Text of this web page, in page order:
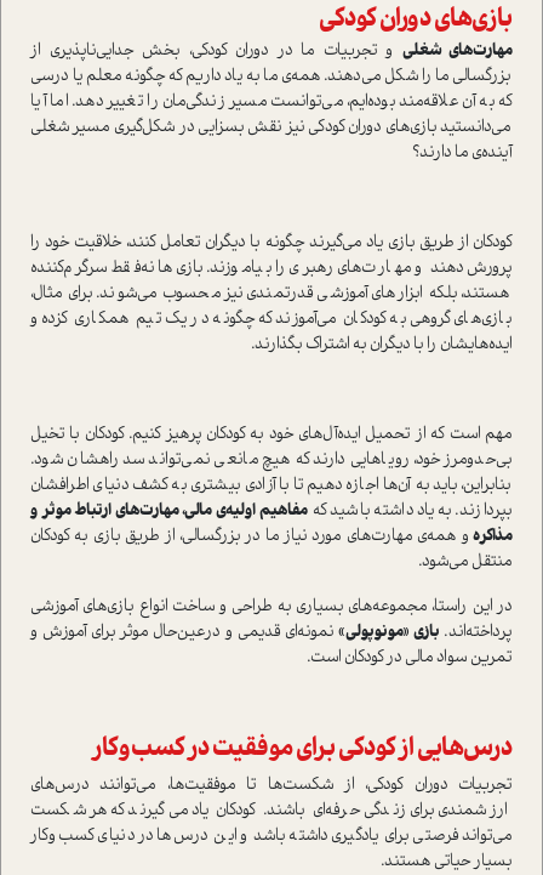
بازی‌های دوران کودکی
مهارت‌های شغلی و تجربیات ما در دوران کودکی، بخش جدایی‌ناپذیری از
بزرگسالی ما را شکل می‌دهند. همه‌ی ما به یاد داریم که چگونه معلم یا درسی
که به آن علاقه‌مند بوده‌ایم، می‌توانست مسیر زندگی‌مان را تغییر دهد. اما آیا
می‌دانستید بازی‌های دوران کودکی نیز نقش بسزایی در شکل‌گیری مسیر شغلی
آینده‌ی ما دارند؟
کودکان از طریق بازی یاد می‌گیرند چگونه با دیگران تعامل کنند، خلاقیت خود را
پرورش دهند و مهارت‌های رهبری را بیاموزند. بازی‌ها نه‌فقط سرگرم‌کننده
هستند، بلکه ابزارهای آموزشی قدرتمندی نیز محسوب می‌شوند. برای مثال،
بازی‌های گروهی به کودکان می‌آموزند که چگونه در یک تیم همکاری کزده و
ایده‌هایشان را با دیگران به اشتراک بگذارند.
مهم است که از تحمیل ایده‌آل‌های خود به کودکان پرهیز کنیم. کودکان با تخیل
بی‌حدومرز خود، رویاهایی دارند که هیچ مانعی نمی‌تواند سد راهشان شود.
بنابراین، باید به آن‌ها اجازه دهیم تا با آزادی بیشتری به کشف دنیای اطرافشان
بپردازند. به یاد داشته باشید کهمفاهیم اولیه‌ی مالی، مهارت‌های ارتباط موثر و
مذاکره و همه‌ی مهارت‌های مورد نیاز ما در بزرگسالی، از طریق بازی به کودکان
منتقل می‌شود.
در این راستا، مجموعه‌های بسیاری به طراحی و ساخت انواع بازی‌های آموزشی
پرداخته‌اند. بازی «مونوپولی» نمونه‌ای قدیمی و درعین‌حال موثر برای آموزش و
تمرین سواد مالی در کودکان است.
درس‌هایی از کودکی برای موفقیت در کسب‌وکار
تجربیات دوران کودکی، از شکست‌ها تا موفقیت‌ها، می‌توانند درس‌های
ارزشمندی برای زندگی حرفه‌ای باشند. کودکان یاد می‌گیرند که هر شکست
می‌تواند فرصتی برای یادگیری داشته باشد و این درس‌ها در دنیای کسب‌وکار
بسیار حیاتی هستند.